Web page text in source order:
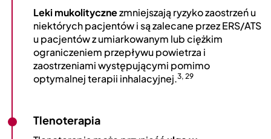
Leki mukolitycznezmniejszają ryzyko zaostrzeń u
niektórych pacjentów i są zalecane przez ERS/ATS
u pacjentów z umiarkowanym lub ciężkim
ograniczeniem przepływu powietrza i
zaostrzeniami występującymi pomimo
optymalnej terapii inhalacyjnej.3, 29
Tlenoterapia